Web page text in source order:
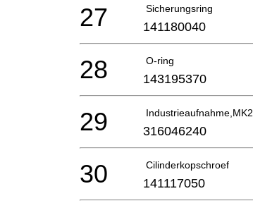
Sicherungsring
27 141180040
O-ring
28 143195370
Industrieaufnahme,MK2
29 316046240
Cilinderkopschroef
30 141117050